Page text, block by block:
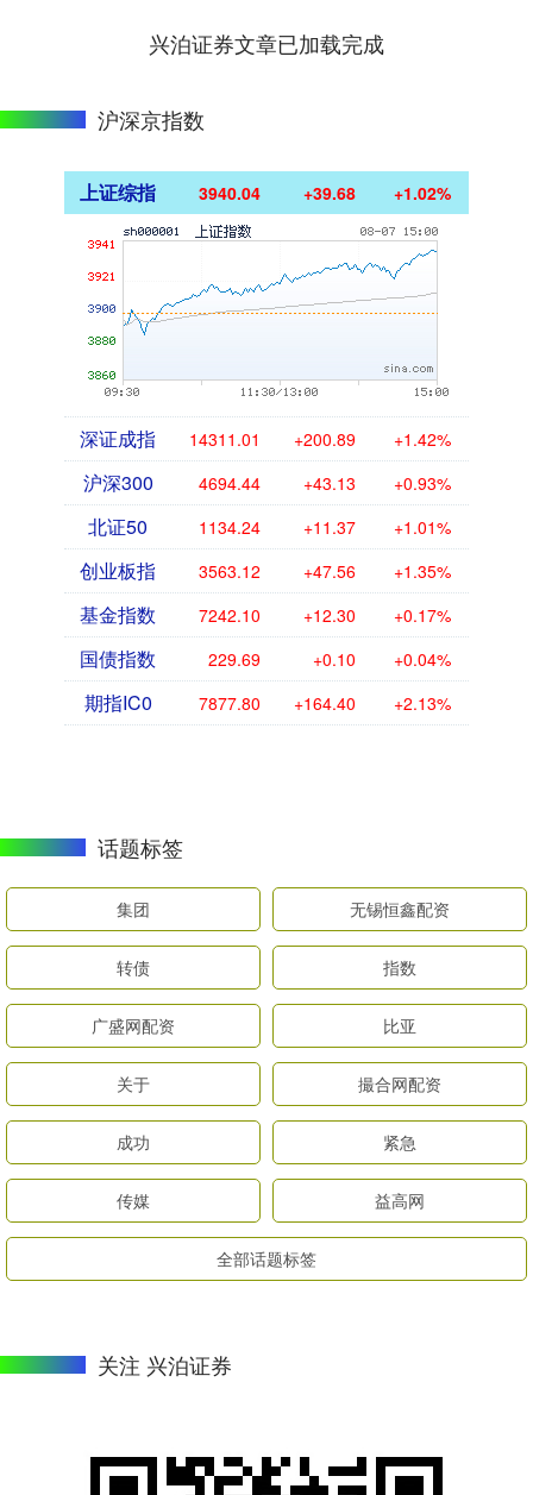
兴泊证券文章已加载完成
沪深京指数
上证综指 3940.04 +39.68 +1.02%
深证成指 14311.01 +200.89 +1.42%
沪深300 4694.44 +43.13 +0.93%
北证50 1134.24 +11.37 +1.01%
创业板指 3563.12 +47.56 +1.35%
基金指数 7242.10 +12.30 +0.17%
国债指数 229.69 +0.10 +0.04%
期指IC0 7877.80 +164.40 +2.13%
话题标签
集团 无锡恒鑫配资
转债 指数
广盛网配资 比亚
关于 撮合网配资
成功 紧急
传媒 益高网
全部话题标签
关注 兴泊证券